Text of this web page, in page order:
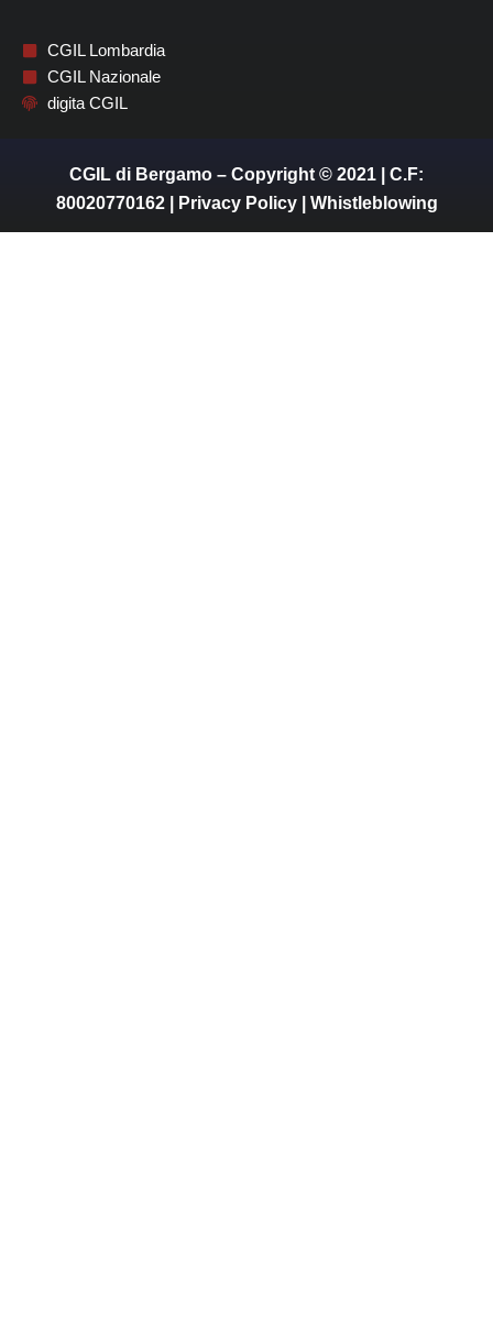
CGIL Lombardia
CGIL Nazionale
digita CGIL
CGIL di Bergamo – Copyright © 2021 | C.F:
80020770162 |
Privacy Policy| Whistleblowing